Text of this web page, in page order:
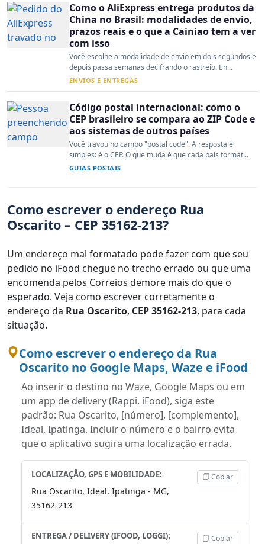
Como o AliExpress entrega produtos da
China no Brasil: modalidades de envio,
prazos reais e o que a Cainiao tem a ver
com isso
Você escolhe a modalidade de envio em dois segundos e
depois passa semanas decifrando o rastreio. En...
ENVIOS E ENTREGAS
Código postal internacional: como o
CEP brasileiro se compara ao ZIP Code e
aos sistemas de outros países
Você travou no campo "postal code". A resposta é
simples: é o CEP. O que muda é que cada país format...
GUIAS POSTAIS
Como escrever o endereço Rua
Oscarito – CEP 35162-213?
Um endereço mal formatado pode fazer com que seu
pedido no iFood chegue no trecho errado ou que uma
encomenda pelos Correios demore mais do que o
esperado. Veja como escrever corretamente o
endereço da Rua Oscarito, CEP 35162-213, para cada
situação.
Como escrever o endereço da Rua
Oscarito no Google Maps, Waze e iFood
Ao inserir o destino no Waze, Google Maps ou em
um app de delivery (Rappi, iFood), siga este
padrão: Rua Oscarito, [número], [complemento],
Ideal, Ipatinga. Incluir o número e o bairro evita
que o aplicativo sugira uma localização errada.
LOCALIZAÇÃO, GPS E MOBILIDADE:
Rua Oscarito, Ideal, Ipatinga - MG,
35162-213
Copiar
ENTREGA / DELIVERY (IFOOD, LOGGI): Copiar